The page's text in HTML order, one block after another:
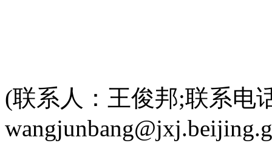
(联系人：王俊邦;联系电